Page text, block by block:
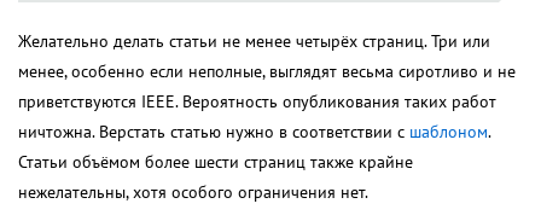
Желательно делать статьи не менее четырёх страниц. Три или
менее, особенно если неполные, выглядят весьма сиротливо и не
приветствуются IEEE. Вероятность опубликования таких работ
ничтожна. Верстать статью нужно в соответствии с шаблоном.
Статьи объёмом более шести страниц также крайне
нежелательны, хотя особого ограничения нет.